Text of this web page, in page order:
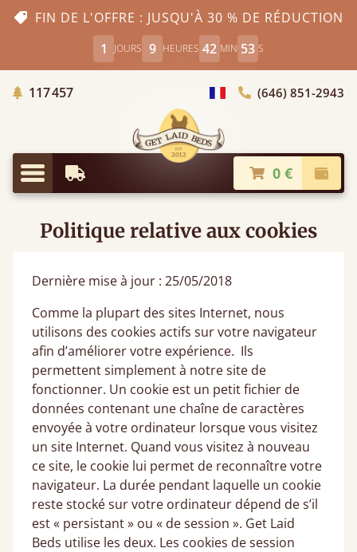
FIN DE L'OFFRE : JUSQU'À 30 % DE RÉDUCTION
1
JOURS 9 HEURES 42 MIN 52 S
117 457Arbres Plantés
Choisir le pays(646) 851-2943
Menu
Livraison à partir de 0 €
Politique relative aux cookies
Dernière mise à jour : 25/05/2018
Comme la plupart des sites Internet, nous
utilisons des cookies actifs sur votre navigateur
afin d’améliorer votre expérience. Ils
permettent simplement à notre site de
fonctionner. Un cookie est un petit fichier de
données contenant une chaîne de caractères
envoyée à votre ordinateur lorsque vous visitez
un site Internet. Quand vous visitez à nouveau
ce site, le cookie lui permet de reconnaître votre
navigateur. La durée pendant laquelle un cookie
reste stocké sur votre ordinateur dépend de s’il
est « persistant » ou « de session ». Get Laid
Beds utilise les deux. Les cookies de session